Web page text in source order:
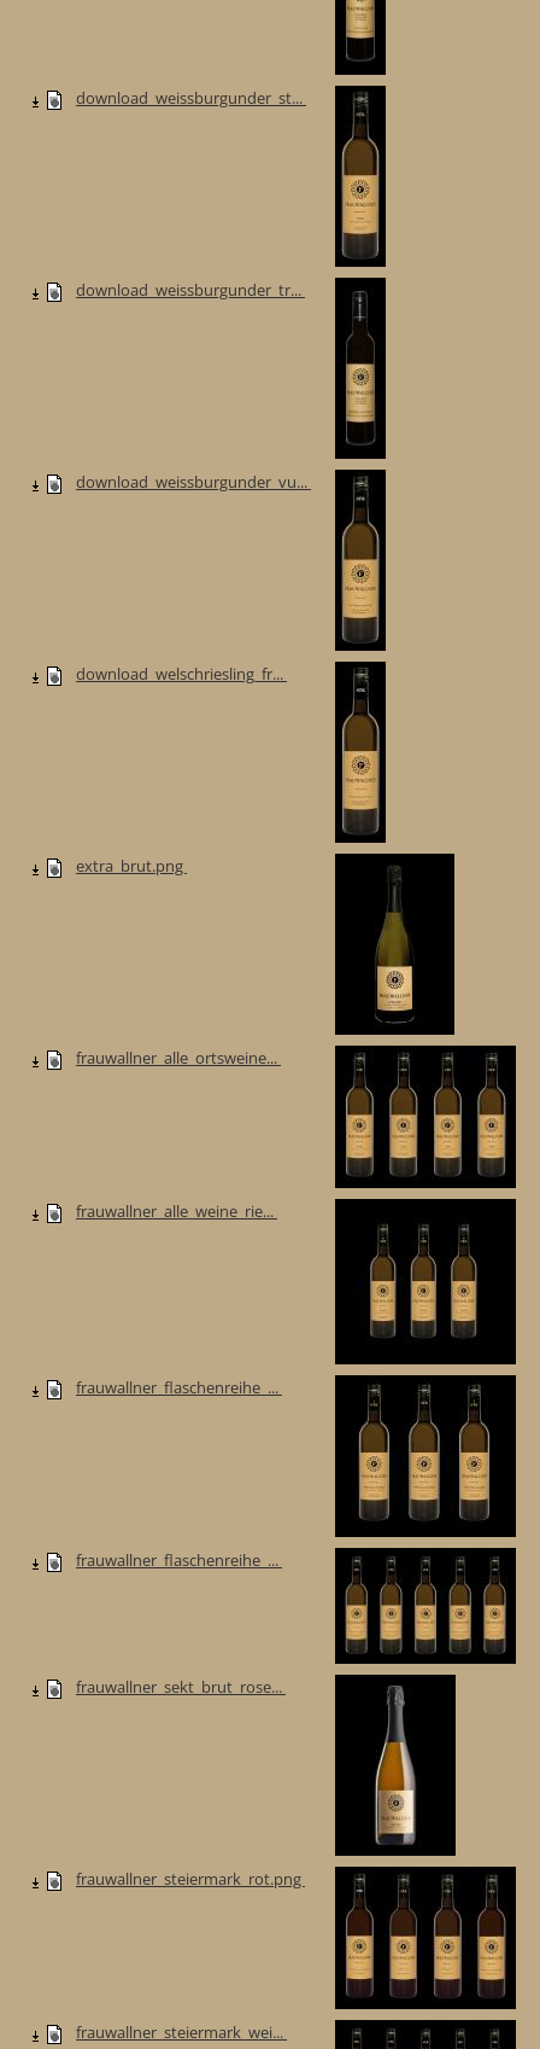
download_weissburgunder_st...
download_weissburgunder_tr...
download_weissburgunder_vu...
download_welschriesling_fr...
extra_brut.png
frauwallner_alle_ortsweine...
frauwallner_alle_weine_rie...
frauwallner_flaschenreihe_...
frauwallner_flaschenreihe_...
frauwallner_sekt_brut_rose...
frauwallner_steiermark_rot.png
frauwallner_steiermark_wei...